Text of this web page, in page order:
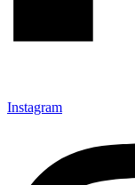
Instagram